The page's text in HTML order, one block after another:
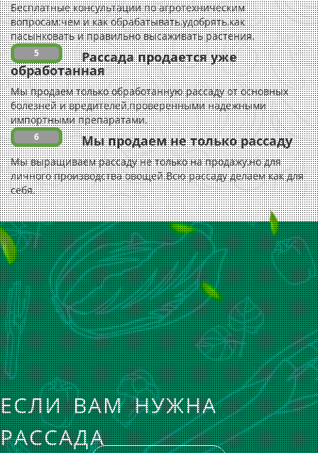
Бесплатные консультации по агротехническим
вопросам:чем и как обрабатывать,удобрять,как
пасынковать и правильно высаживать растения.
5 Рассада продается уже
обработанная
Мы продаем только обработанную рассаду от основных
болезней и вредителей,проверенными надежными
импортными препаратами.
6 Мы продаем не только рассаду
Мы выращиваем рассаду не только на продажу,но для
личного производства овощей.Всю рассаду делаем как для
себя.
ЕСЛИ ВАМ НУЖНА
РАССАДА